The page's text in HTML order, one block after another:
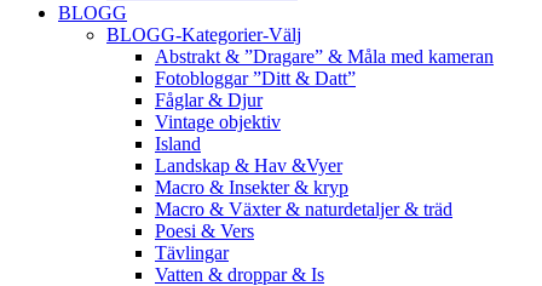
BLOGG
BLOGG-Kategorier-Välj
Abstrakt & ”Dragare” & Måla med kameran
Fotobloggar ”Ditt & Datt”
Fåglar & Djur
Vintage objektiv
Island
Landskap & Hav &Vyer
Macro & Insekter & kryp
Macro & Växter & naturdetaljer & träd
Poesi & Vers
Tävlingar
Vatten & droppar & Is